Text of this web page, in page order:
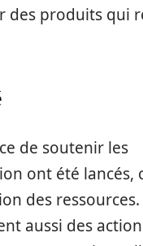
des produits qui
de soutenir les
ont été lancés,
des ressources.
aussi des